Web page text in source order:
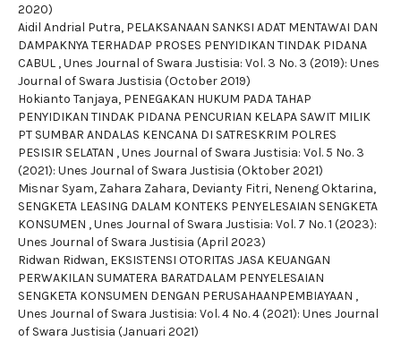
2020)
Aidil Andrial Putra, PELAKSANAAN SANKSI ADAT MENTAWAI DAN
DAMPAKNYA TERHADAP PROSES PENYIDIKAN TINDAK PIDANA
CABUL ,Unes Journal of Swara Justisia: Vol. 3 No. 3 (2019): Unes
Journal of Swara Justisia (October 2019)
Hokianto Tanjaya, PENEGAKAN HUKUM PADA TAHAP
PENYIDIKAN TINDAK PIDANA PENCURIAN KELAPA SAWIT MILIK
PT SUMBAR ANDALAS KENCANA DI SATRESKRIM POLRES
PESISIR SELATAN ,Unes Journal of Swara Justisia: Vol. 5 No. 3
(2021): Unes Journal of Swara Justisia (Oktober 2021)
Misnar Syam, Zahara Zahara, Devianty Fitri, Neneng Oktarina,
SENGKETA LEASING DALAM KONTEKS PENYELESAIAN SENGKETA
KONSUMEN ,Unes Journal of Swara Justisia: Vol. 7 No. 1 (2023):
Unes Journal of Swara Justisia (April 2023)
Ridwan Ridwan, EKSISTENSI OTORITAS JASA KEUANGAN
PERWAKILAN SUMATERA BARATDALAM PENYELESAIAN
SENGKETA KONSUMEN DENGAN PERUSAHAANPEMBIAYAAN ,
Unes Journal of Swara Justisia: Vol. 4 No. 4 (2021): Unes Journal
of Swara Justisia (Januari 2021)